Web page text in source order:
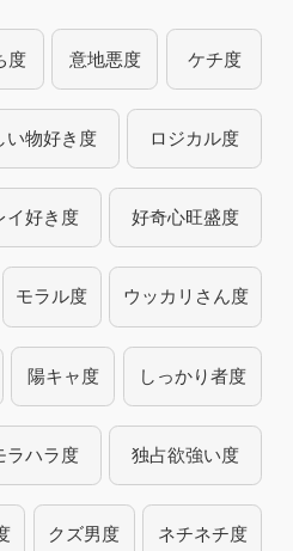
度 意地悪度 ケチ度
い物好き度 ロジカル度
イ好き度 好奇心旺盛度
モラル度 ウッカリさん度
陽キャ度 しっかり者度
ラハラ度 独占欲強い度
クズ男度 ネチネチ度